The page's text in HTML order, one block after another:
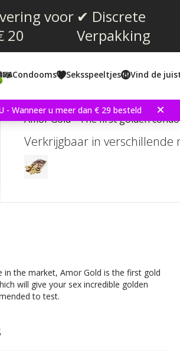
voor
20
✔ Discrete
Verpakking
Condooms Seksspeeltjes Vind de
- Wanneer u meer dan € 29 besteld
Gemiddelde beoordeling:
4.3 aantal stemmen:
Amor Gold 20 stuks
Amor Gold - The first golden
Verkrijgbaar in verschillende
in the market, Amor Gold is the first gold
will give your sex incredible golden
to test.